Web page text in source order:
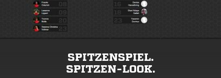
SPITZENSPIEL.
SPITZEN-LOOK.